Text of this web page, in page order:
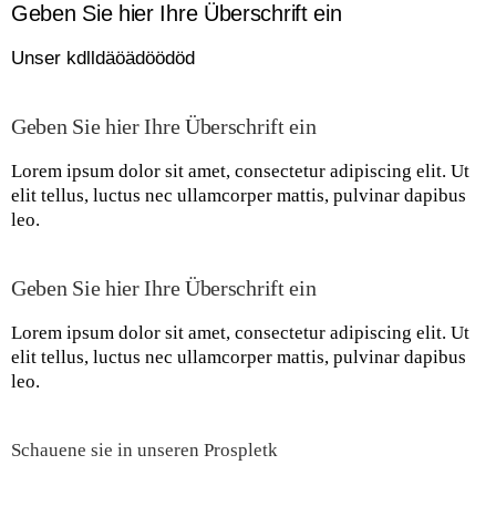
Geben Sie hier Ihre Überschrift ein
Unser kdlldäöädöödöd
Geben Sie hier Ihre Überschrift ein
Lorem ipsum dolor sit amet, consectetur adipiscing elit. Ut
elit tellus, luctus nec ullamcorper mattis, pulvinar dapibus
leo.
Geben Sie hier Ihre Überschrift ein
Lorem ipsum dolor sit amet, consectetur adipiscing elit. Ut
elit tellus, luctus nec ullamcorper mattis, pulvinar dapibus
leo.
Schauene sie in unseren Prospletk